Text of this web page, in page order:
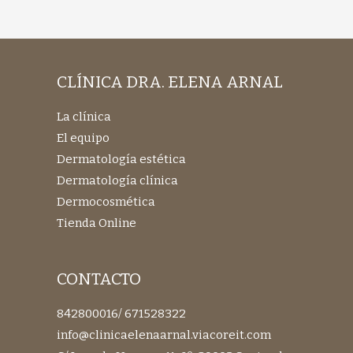
CLÍNICA DRA. ELENA ARNAL
La clínica
El equipo
Dermatología estética
Dermatología clínica
Dermocosmética
Tienda Online
CONTACTO
842800016/671528322
info@clinicaelenaarnal.viacoreit.com